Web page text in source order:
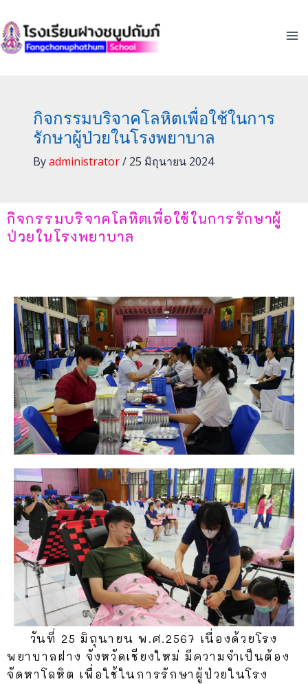
to
content
กิจกรรมบริจาคโลหิตเพื่อใช้ในการ
รักษาผู้ป่วยในโรงพยาบาล
Byadministrator/ 25 มิถุนายน 2024
กิจกรรมบริจาคโลหิตเพื่อใช้ในการรักษาผู้
ป่วยในโรงพยาบาล
วันที่ 25 มิถุนายน พ.ศ.2567 เนื่องด้วยโรง
พยาบาลฝาง จังหวัดเชียงใหม่ มีความจำเป็นต้อง
จัดหาโลหิต เพื่อใช้ในการรักษาผู้ป่วยในโรง